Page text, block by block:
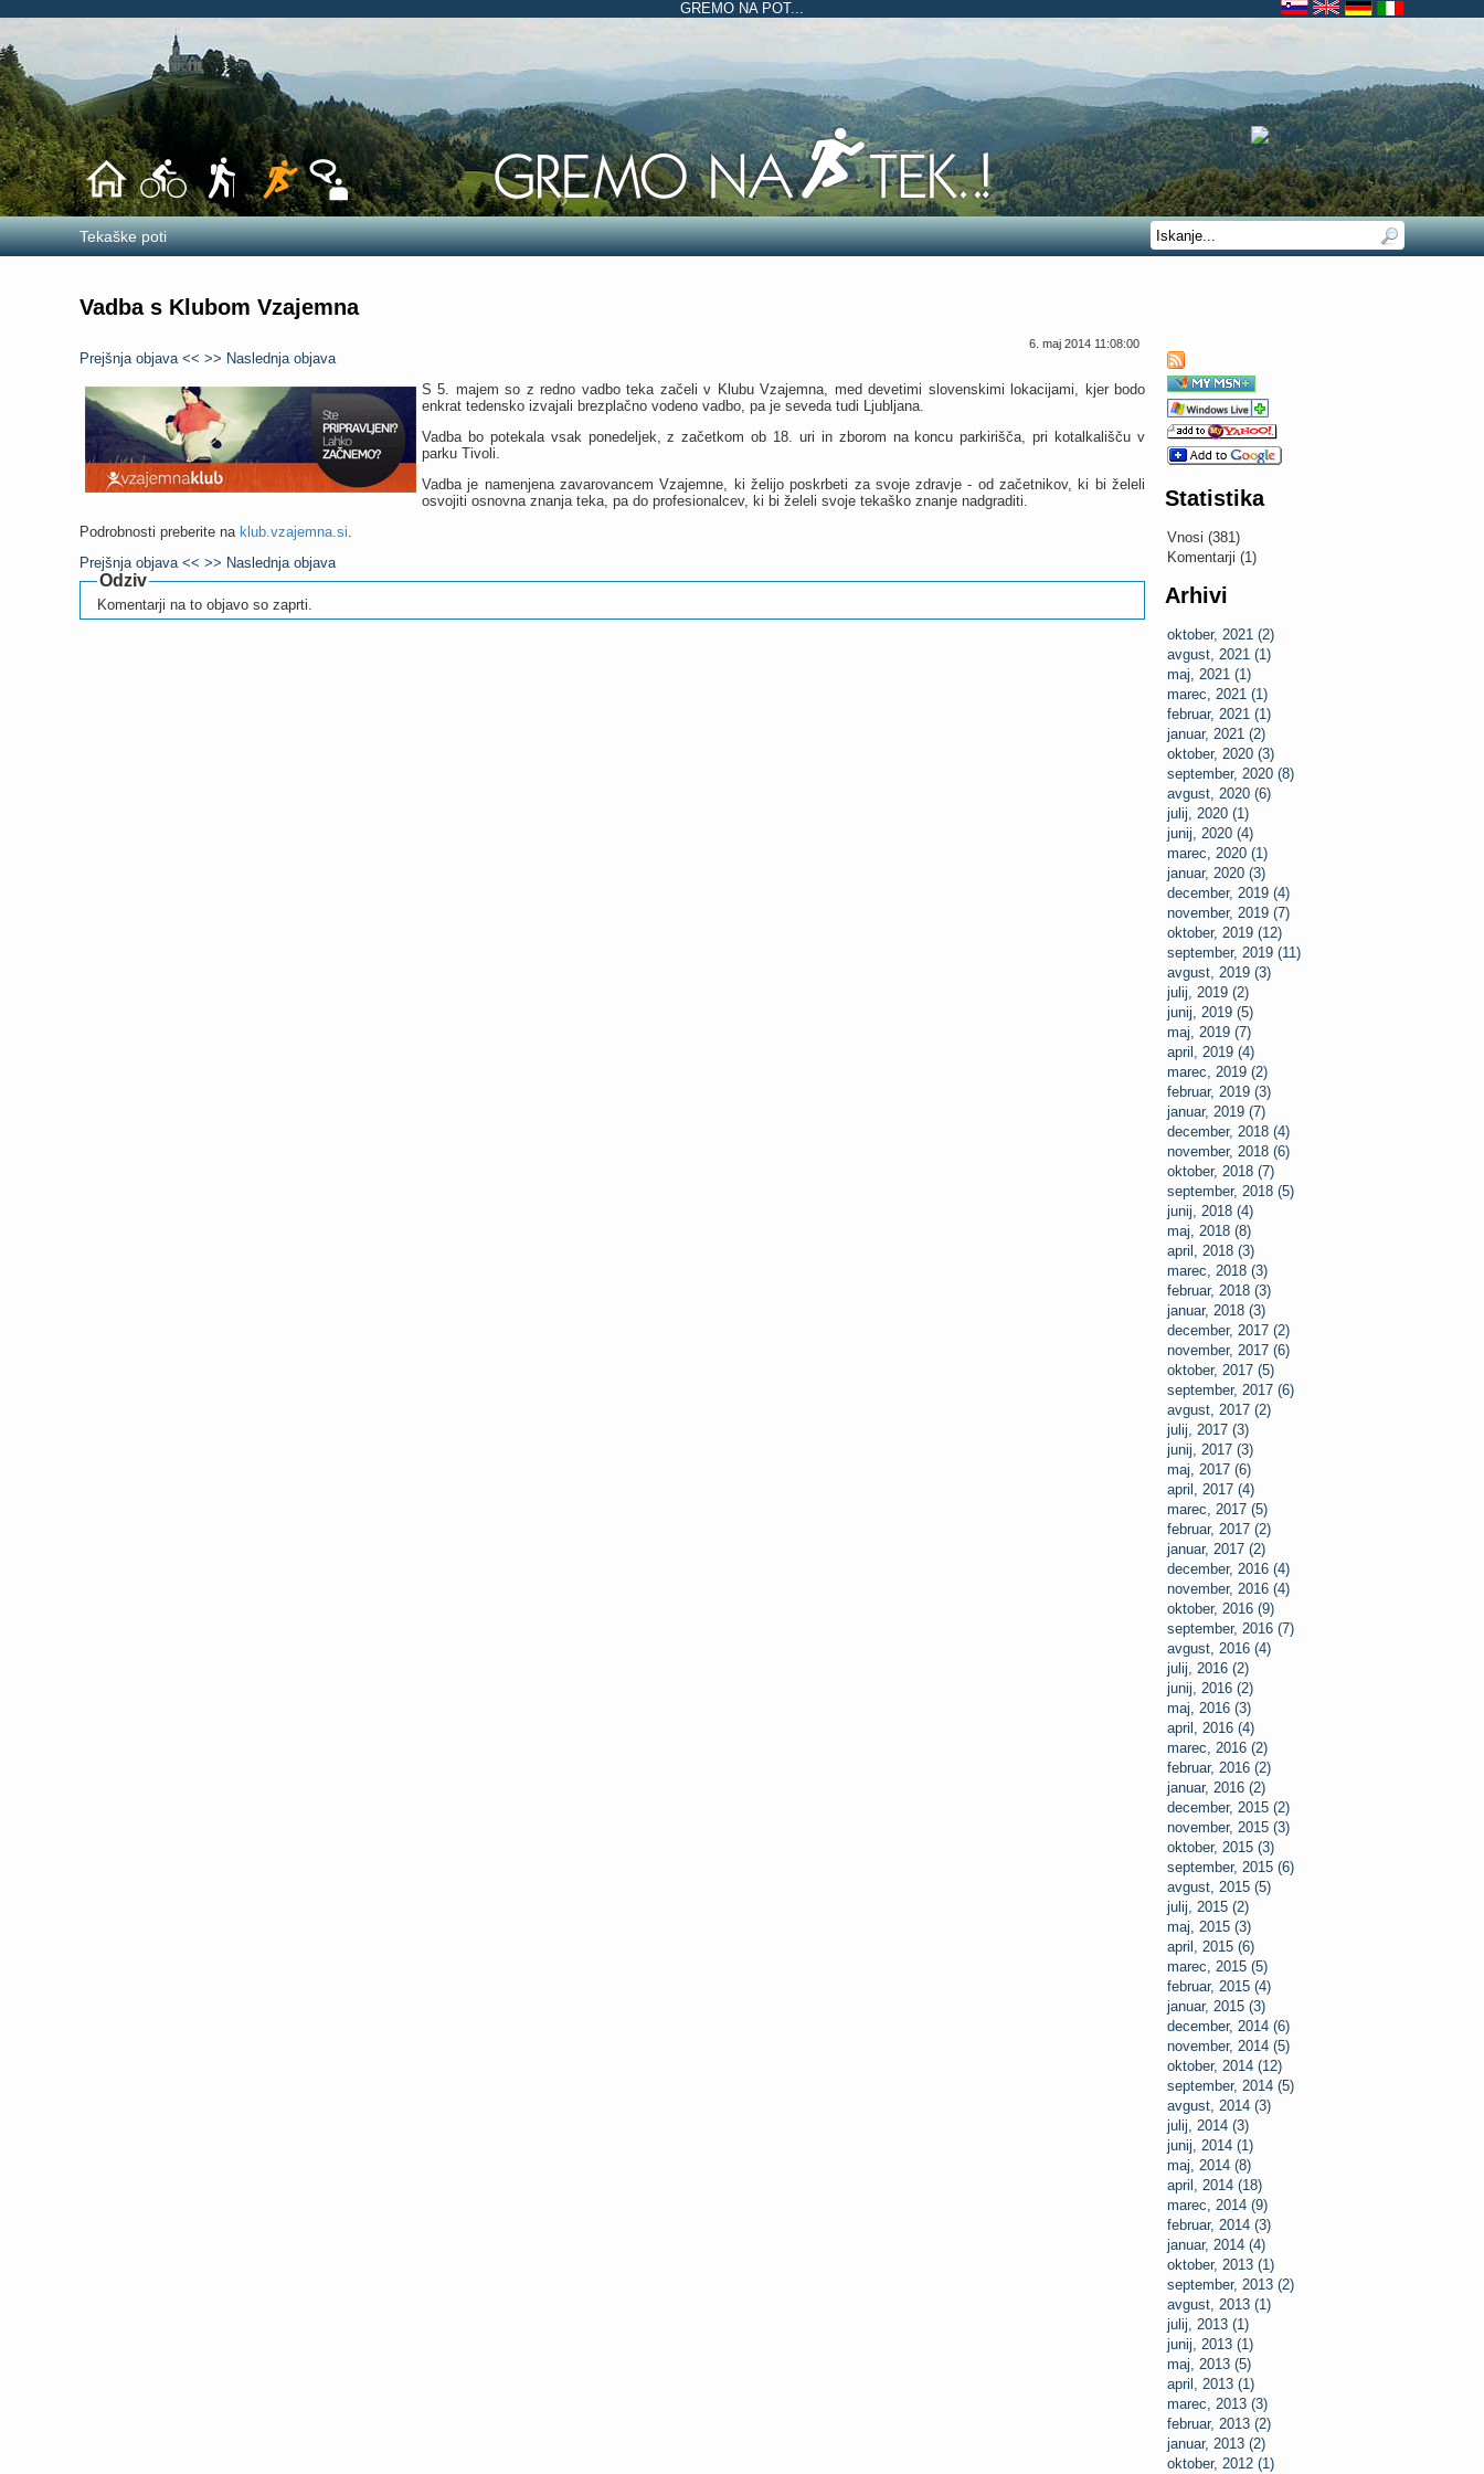
GREMO NA POT...
Tekaške poti
Vadba s Klubom Vzajemna
Statistika
Vnosi (381)
Komentarji (1)
Arhivi
oktober, 2021 (2)
avgust, 2021 (1)
maj, 2021 (1)
marec, 2021 (1)
februar, 2021 (1)
januar, 2021 (2)
oktober, 2020 (3)
september, 2020 (8)
avgust, 2020 (6)
julij, 2020 (1)
junij, 2020 (4)
marec, 2020 (1)
januar, 2020 (3)
december, 2019 (4)
november, 2019 (7)
oktober, 2019 (12)
september, 2019 (11)
avgust, 2019 (3)
julij, 2019 (2)
junij, 2019 (5)
maj, 2019 (7)
april, 2019 (4)
marec, 2019 (2)
februar, 2019 (3)
januar, 2019 (7)
december, 2018 (4)
november, 2018 (6)
oktober, 2018 (7)
september, 2018 (5)
junij, 2018 (4)
maj, 2018 (8)
april, 2018 (3)
marec, 2018 (3)
februar, 2018 (3)
januar, 2018 (3)
december, 2017 (2)
november, 2017 (6)
oktober, 2017 (5)
september, 2017 (6)
avgust, 2017 (2)
julij, 2017 (3)
junij, 2017 (3)
maj, 2017 (6)
april, 2017 (4)
marec, 2017 (5)
februar, 2017 (2)
januar, 2017 (2)
december, 2016 (4)
november, 2016 (4)
oktober, 2016 (9)
september, 2016 (7)
avgust, 2016 (4)
julij, 2016 (2)
junij, 2016 (2)
maj, 2016 (3)
april, 2016 (4)
marec, 2016 (2)
februar, 2016 (2)
januar, 2016 (2)
december, 2015 (2)
november, 2015 (3)
oktober, 2015 (3)
september, 2015 (6)
avgust, 2015 (5)
julij, 2015 (2)
maj, 2015 (3)
april, 2015 (6)
marec, 2015 (5)
februar, 2015 (4)
januar, 2015 (3)
december, 2014 (6)
november, 2014 (5)
oktober, 2014 (12)
september, 2014 (5)
avgust, 2014 (3)
julij, 2014 (3)
junij, 2014 (1)
maj, 2014 (8)
april, 2014 (18)
marec, 2014 (9)
februar, 2014 (3)
januar, 2014 (4)
oktober, 2013 (1)
september, 2013 (2)
avgust, 2013 (1)
julij, 2013 (1)
junij, 2013 (1)
maj, 2013 (5)
april, 2013 (1)
marec, 2013 (3)
februar, 2013 (2)
januar, 2013 (2)
oktober, 2012 (1)
6. maj 2014 11:08:00
Prejšnja objava << >> Naslednja objava
S 5. majem so z redno vadbo teka začeli v Klubu Vzajemna, med devetimi slovenskimi lokacijami, kjer bodo
enkrat tedensko izvajali brezplačno vodeno vadbo, pa je seveda tudi Ljubljana.
Vadba bo potekala vsak ponedeljek, z začetkom ob 18. uri in zborom na koncu parkirišča, pri kotalkališču v
parku Tivoli.
Vadba je namenjena zavarovancem Vzajemne, ki želijo poskrbeti za svoje zdravje - od začetnikov, ki bi želeli
osvojiti osnovna znanja teka, pa do profesionalcev, ki bi želeli svoje tekaško znanje nadgraditi.
Podrobnosti preberite na klub.vzajemna.si.
Prejšnja objava << >> Naslednja objava
Odziv
Komentarji na to objavo so zaprti.